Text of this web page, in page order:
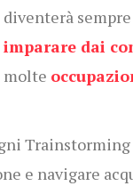
diventerà
imparare dai
molte
e navigare